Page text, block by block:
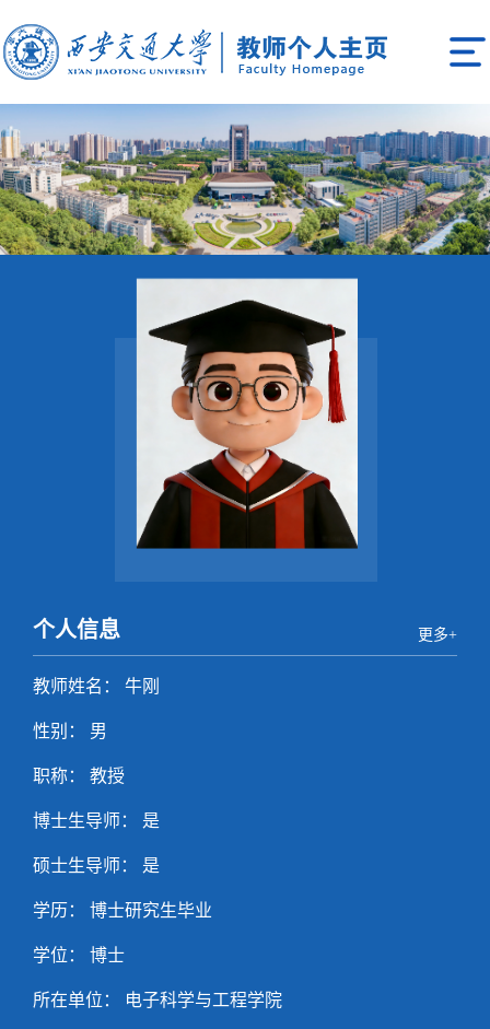
个人信息 更多+
教师姓名： 牛刚
性别： 男
职称： 教授
博士生导师： 是
硕士生导师： 是
学历： 博士研究生毕业
学位： 博士
所在单位： 电子科学与工程学院